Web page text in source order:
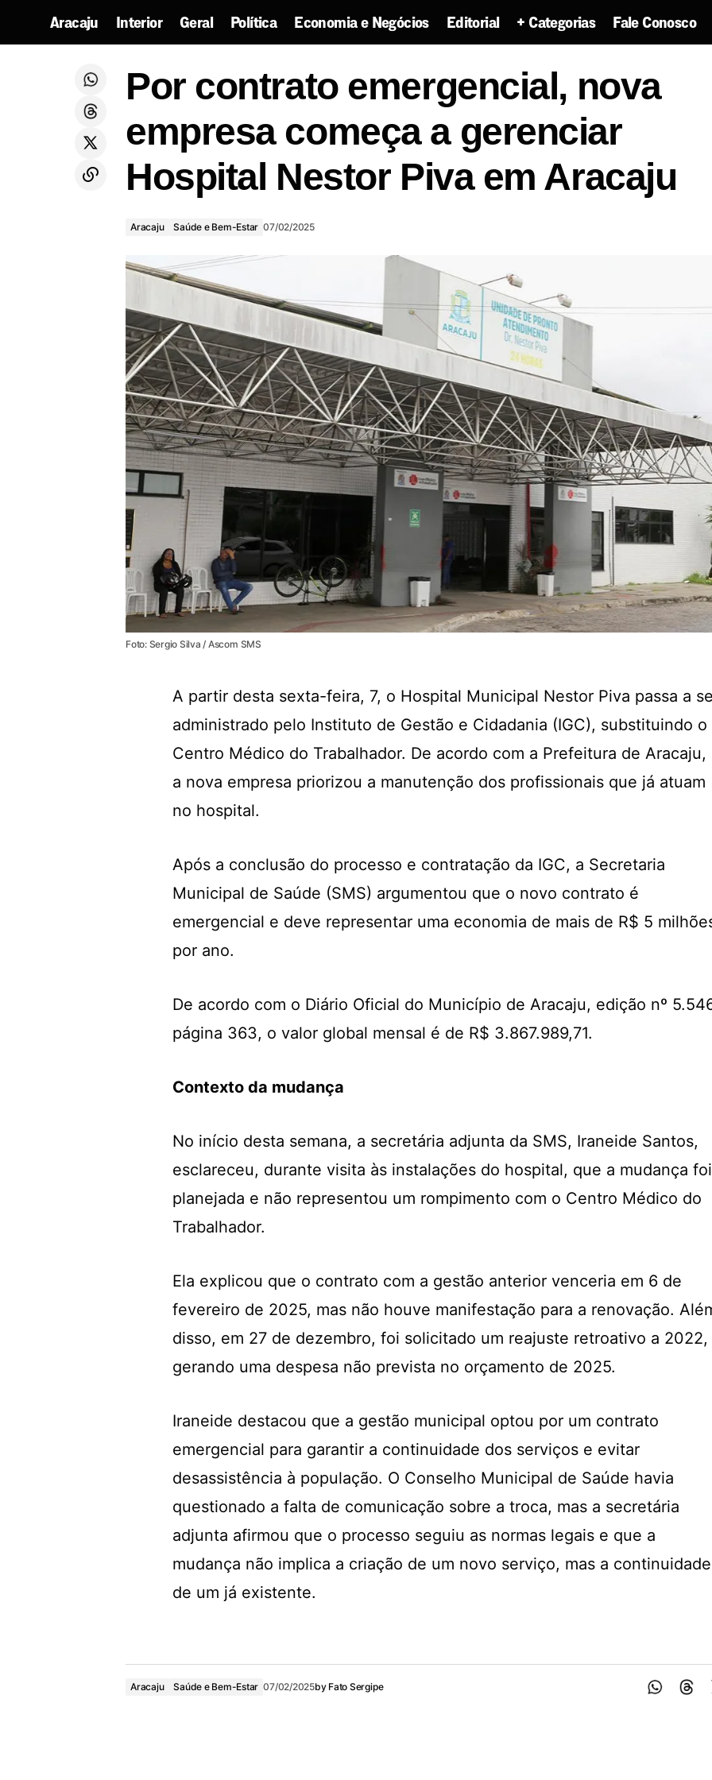
Aracaju Interior Geral Política Economia e Negócios Editorial + Categorias Fale Conosco
programa de qualificação profissional
Saúde e Bem-Estar
Hospital Nestor Piva em Aracaju
Por contrato emergencial, nova
empresa começa a gerenciar
Hospital Nestor Piva em Aracaju
Aracaju Saúde e Bem-Estar 07/02/2025
Foto: Sergio Silva / Ascom SMS
A partir desta sexta-feira, 7, o Hospital Municipal Nestor Piva passa a
administrado pelo Instituto de Gestão e Cidadania (IGC), substituindo o
Centro Médico do Trabalhador. De acordo com a Prefeitura de Aracaju,
a nova empresa priorizou a manutenção dos profissionais que já atuam
no hospital.
Após a conclusão do processo e contratação da IGC, a Secretaria
Municipal de Saúde (SMS) argumentou que o novo contrato é
emergencial e deve representar uma economia de mais de R$ 5
por ano.
De acordo com o Diário Oficial do Município de Aracaju, edição nº
página 363, o valor global mensal é de R$ 3.867.989,71.
Contexto da mudança
No início desta semana, a secretária adjunta da SMS, Iraneide Santos,
esclareceu, durante visita às instalações do hospital, que a mudança foi
planejada e não representou um rompimento com o Centro Médico do
Trabalhador.
Ela explicou que o contrato com a gestão anterior venceria em 6 de
fevereiro de 2025, mas não houve manifestação para a renovação.
disso, em 27 de dezembro, foi solicitado um reajuste retroativo a 2022,
gerando uma despesa não prevista no orçamento de 2025.
Iraneide destacou que a gestão municipal optou por um contrato
emergencial para garantir a continuidade dos serviços e evitar
desassistência à população. O Conselho Municipal de Saúde havia
questionado a falta de comunicação sobre a troca, mas a secretária
adjunta afirmou que o processo seguiu as normas legais e que a
mudança não implica a criação de um novo serviço, mas a continuidade
de um já existente.
Aracaju Saúde e Bem-Estar 07/02/2025by Fato Sergipe